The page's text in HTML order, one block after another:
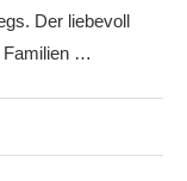
Der liebevoll
Familien …